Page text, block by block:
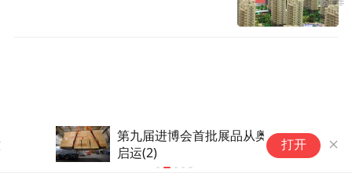
第九届进博会首批展品从奥地利
启运(2)
打开